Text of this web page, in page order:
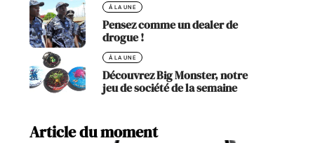
À LA UNE
Pensez comme un dealer de
drogue !
À LA UNE
Découvrez Big Monster, notre
jeu de société de la semaine
Article du moment